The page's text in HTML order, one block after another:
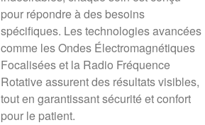
pour répondre à des besoins
spécifiques. Les technologies avancées
comme les Ondes Électromagnétiques
Focalisées et la Radio Fréquence
Rotative assurent des résultats visibles,
tout en garantissant sécurité et confort
pour le patient.